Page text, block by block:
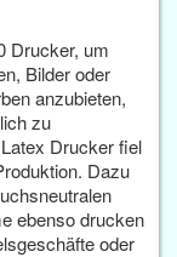
Drucker, um
Bilder oder
anzubieten,
zu
Drucker fiel
Dazu
ebenso drucken
oder